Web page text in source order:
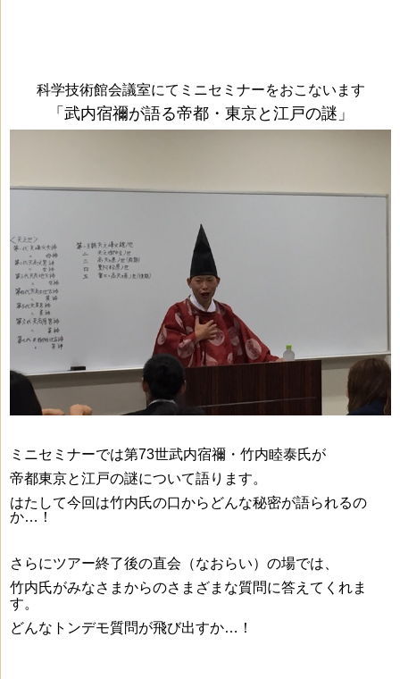
科学技術館会議室にてミニセミナーをおこないます
「武内宿禰が語る帝都・東京と江戸の謎」
ミニセミナーでは第73世武内宿禰・竹内睦泰氏が
帝都東京と江戸の謎について語ります。
はたして今回は竹内氏の口からどんな秘密が語られるの
か…！
さらにツアー終了後の直会（なおらい）の場では、
竹内氏がみなさまからのさまざまな質問に答えてくれま
す。
どんなトンデモ質問が飛び出すか…！